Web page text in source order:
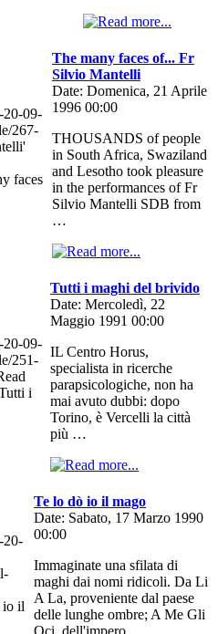
The many faces of... Fr
Silvio Mantelli
Date: Domenica, 21 Aprile
1996 00:00
THOUSANDS of people
in South Africa, Swaziland
and Lesotho took pleasure
in the performances of Fr
Silvio Mantelli SDB from
…
Tutti i maghi del brivido
Date: Mercoledì, 22
Maggio 1991 00:00
IL Centro Horus,
specialista in ricerche
parapsicologiche, non ha
mai avuto dubbi: dopo
Torino, è Vercelli la città
più …
Te lo dò io il mago
Date: Sabato, 17 Marzo 1990
00:00
Immaginate una sfilata di
maghi dai nomi ridicoli. Da Li
A La, proveniente dal paese
delle lunghe ombre; A Me Gli